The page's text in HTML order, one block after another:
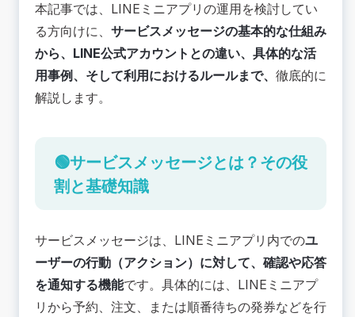
美容サロン | 予約忘れを防ぐ「リマインダー通
知」
EC・小売業 | 「発送通知」による配送状況の可視
化
アパレル | 購買機会を逃さない「在庫・入荷通
知」
送信が許可されている通知内容
送信が禁止されている通知内容
メッセージ通数制限と有効期間
用】
Step 1：LINEミニアプリの認証とテンプレートの
事前審査
Step 2：ユーザーアクションによるサービス通知
トークンの発行
本記事では、LINEミニアプリの運用を検討してい
る方向けに、 サービスメッセージの基本的な仕組み
から、LINE公式アカウントとの違い、具体的な活
用事例、そして利用におけるルールまで、 徹底的に
解説します。
🟢サービスメッセージとは？その役
割と基礎知識
サービスメッセージは、LINEミニアプリ内でのユ
ーザーの行動（アクション）に対して、確認や応答
を通知する機能です。具体的には、LINEミニアプ
リから予約、注文、または順番待ちの発券などを行